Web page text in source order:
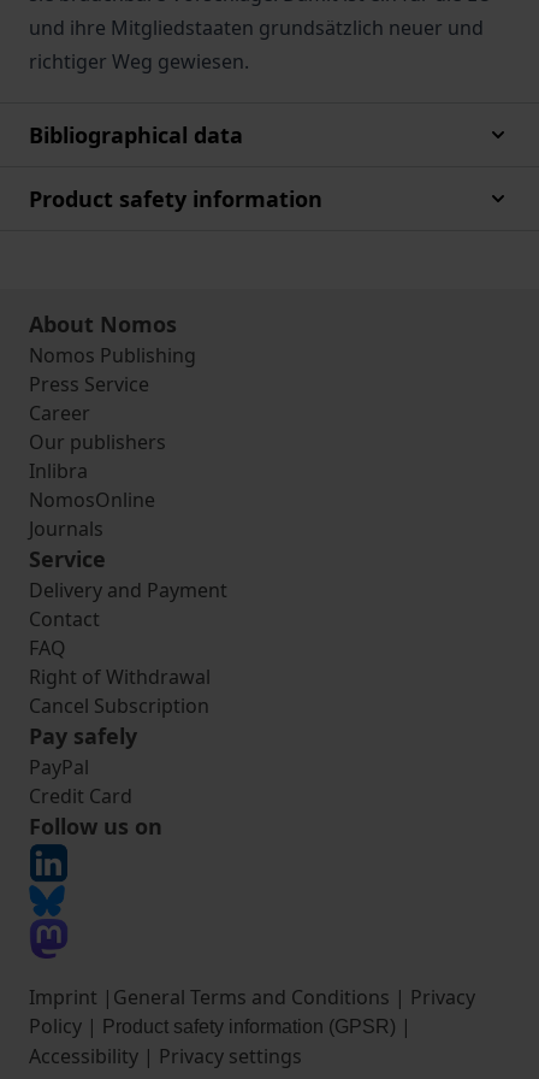
und ihre Mitgliedstaaten grundsätzlich neuer und
richtiger Weg gewiesen.
Bibliographical data
Product safety information
About Nomos
Nomos Publishing
Press Service
Career
Our publishers
Inlibra
NomosOnline
Journals
Service
Delivery and Payment
Contact
FAQ
Right of Withdrawal
Cancel Subscription
Pay safely
PayPal
Credit Card
Follow us on
Imprint | General Terms and Conditions | Privacy
Policy | Product safety information (GPSR) |
Accessibility | Privacy settings